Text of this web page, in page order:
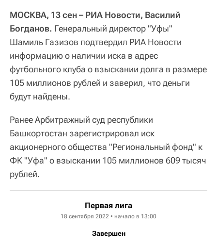
МОСКВА, 13 сен – РИА Новости, Василий
Богданов. Генеральный директор "Уфы"
Шамиль Газизов подтвердил РИА Новости
информацию о наличии иска в адрес
футбольного клуба о взыскании долга в размере
105 миллионов рублей и заверил, что деньги
будут найдены.
Ранее Арбитражный суд республики
Башкортостан зарегистрировал иск
акционерного общества "Региональный фонд" к
ФК "Уфа" о взыскании 105 миллионов 609 тысяч
рублей.
Первая лига
18 сентября 2022 • начало в 13:00
Завершен